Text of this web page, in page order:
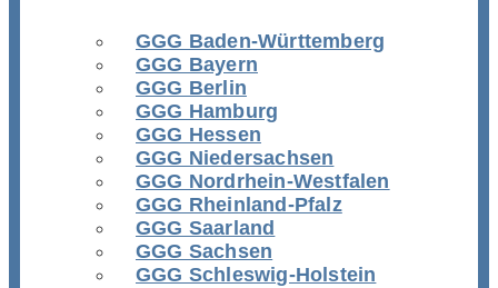
GGG Baden-Württemberg
GGG Bayern
GGG Berlin
GGG Hamburg
GGG Hessen
GGG Niedersachsen
GGG Nordrhein-Westfalen
GGG Rheinland-Pfalz
GGG Saarland
GGG Sachsen
GGG Schleswig-Holstein